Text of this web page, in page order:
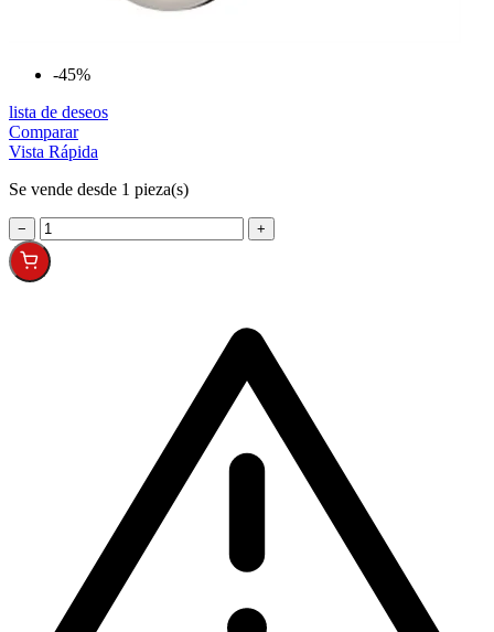
-45%
lista de deseos
Comparar
Vista Rápida
Se vende desde 1 pieza(s)
− +